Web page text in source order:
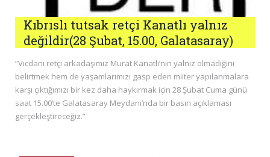
Kıbrıslı tutsak retçi Kanatlı yalnız
değildir(28 Şubat, 15.00, Galatasaray)
“Vicdani retçi arkadaşımız Murat Kanatlı’nın yalnız olmadığını
belirtmek hem de yaşamlarımızı gasp eden miiter yapılanmalara
karşı çıktığımızı bir kez daha haykırmak için 28 Şubat Cuma günü
saat 15.00’te Galatasaray Meydanı’nda bir basın açıklaması
gerçekleştireceğiz.”